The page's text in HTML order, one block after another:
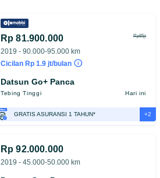
Rp 81.900.000 Rp85jt
2019 - 90.000-95.000 km
Cicilan Rp 1.9 jt/bulan
Datsun Go+ Panca
Tebing Tinggi Hari ini
GRATIS ASURANSI 1 TAHUN* +2
Rp 92.000.000
2019 - 45.000-50.000 km